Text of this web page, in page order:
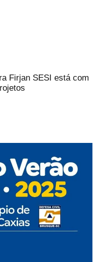
Firjan SESI está com